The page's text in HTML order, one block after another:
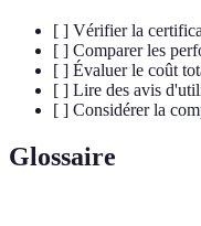
[ ] Vérifier la
[ ] Comparer les
[ ] Évaluer le coût
[ ] Lire des avis
[ ] Considérer la
Glossaire